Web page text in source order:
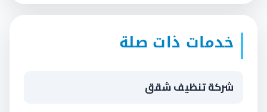
خدمات ذات صلة
شركة تنظيف شقق